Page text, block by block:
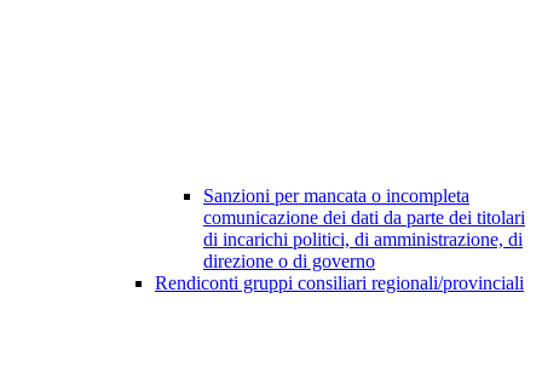
Sanzioni per mancata o incompleta
comunicazione dei dati da parte dei titolari
di incarichi politici, di amministrazione, di
direzione o di governo
Rendiconti gruppi consiliari regionali/provinciali